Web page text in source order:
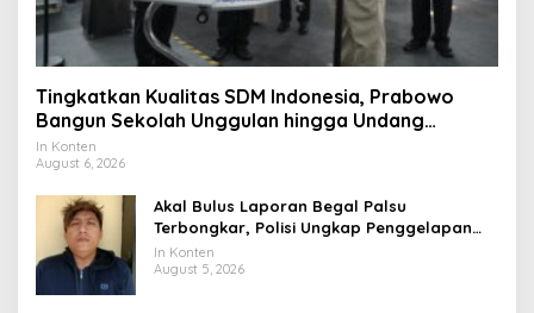
Tingkatkan Kualitas SDM Indonesia, Prabowo
Bangun Sekolah Unggulan hingga Undang
Universitas Terbaik Dunia
In Konten
August 6, 2026
Akal Bulus Laporan Begal Palsu
Terbongkar, Polisi Ungkap Penggelapan
Uang Perusahaan untuk Crypto
In Konten
August 5, 2026